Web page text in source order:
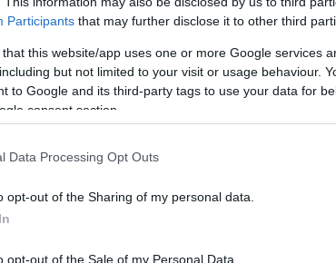
Participants that may further disclose it to other third
that this website/app uses one or more Google services
but not limited to your visit or usage behaviour.
to Google and its third-party tags to use your data for
consent section.
Data Processing Opt Outs
opt-out of the Sharing of my personal data.
opt-out of the Sale of my Personal Data.
öntöttek el Kínában és Indiában, fennakadást okoztak a
tizedelte szerte Európában.
veszteséget jelentenek. A tavalyi extrém szárazságok,
jártak a brüsszeli Emergency Events adatai szerint –
és szárazságot vetít előre a következő évtizedekre, az
környezetvédelmi tanácsadó cég jelentéséből.